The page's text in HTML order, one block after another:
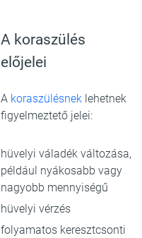
A koraszülés
előjelei
A koraszülésnek lehetnek
figyelmeztető jelei:
hüvelyi váladék változása,
például nyákosabb vagy
nagyobb mennyiségű
hüvelyi vérzés
folyamatos keresztcsonti